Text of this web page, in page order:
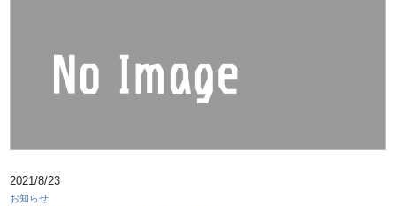
2021/8/23
お知らせ